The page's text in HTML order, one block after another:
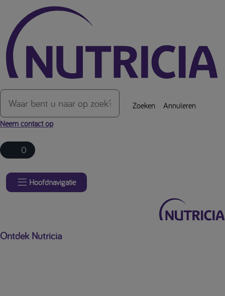
Over de inhoud van de pagina
Zoeken
Annuleren
Neem contact op
0
Hoofdnavigatie
Ontdek Nutricia